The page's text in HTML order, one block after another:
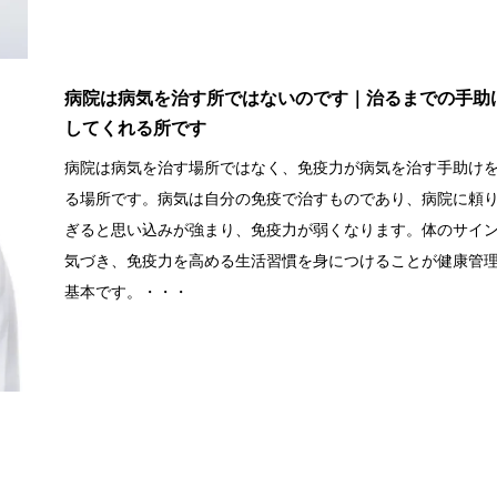
病院は病気を治す所ではないのです｜治るまでの手助
してくれる所です
病院は病気を治す場所ではなく、免疫力が病気を治す手助け
る場所です。病気は自分の免疫で治すものであり、病院に頼
ぎると思い込みが強まり、免疫力が弱くなります。体のサイ
気づき、免疫力を高める生活習慣を身につけることが健康管
基本です。・・・